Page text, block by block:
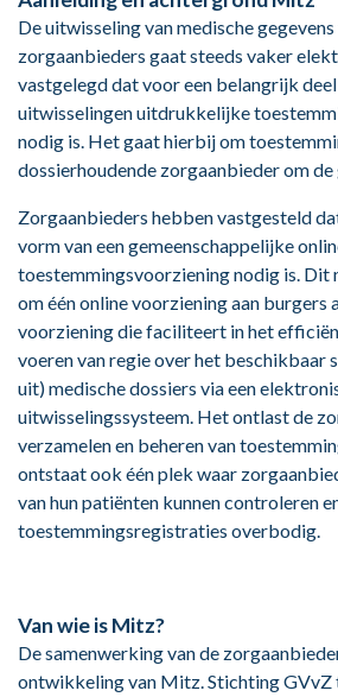
De uitwisseling van medische gegevens
zorgaanbieders gaat steeds vaker
vastgelegd dat voor een belangrijk
uitwisselingen uitdrukkelijke
nodig is. Het gaat hierbij om
dossierhoudende zorgaanbieder om de
Zorgaanbieders hebben vastgesteld
vorm van een gemeenschappelijke
toestemmingsvoorziening nodig is. Dit
om één online voorziening aan burgers
voorziening die faciliteert in het
voeren van regie over het beschikbaar
uit) medische dossiers via een
uitwisselingssysteem. Het ontlast de
verzamelen en beheren van
ontstaat ook één plek waar
van hun patiënten kunnen controleren
toestemmingsregistraties overbodig.
Van wie is Mitz?
De samenwerking van de
ontwikkeling van Mitz. Stichting GVvZ